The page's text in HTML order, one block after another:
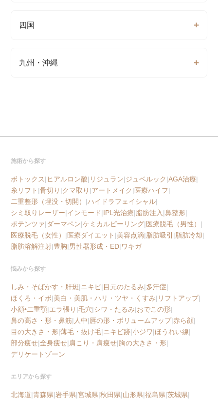
四国
九州・沖縄
施術から探す
ボトックス|ヒアルロン酸| リジュラン|ジュベルック|AGA治療|
糸リフト |骨切り |クマ取り |アートメイク|医療ハイフ|
二重整形（埋没・切開） |ハイドラフェイシャル|
シミ取りレーザー|インモード|IPL光治療|脂肪注入 |鼻整形|
ポテンツァ|ダーマペン|ケミカルピーリング|医療脱毛（男性） |
医療脱毛（女性） |医療ダイエット |美容点滴|脂肪吸引 |脂肪冷却|
脂肪溶解注射|豊胸|男性器形成・ED|ワキガ
悩みから探す
しみ・そばかす・肝斑| ニキビ|目元のたるみ|多汗症|
ほくろ・イボ|美白・美肌・ハリ・ツヤ・くすみ| リフトアップ|
小顔•二重顎|エラ張り |毛穴|シワ・たるみ|おでこの形|
鼻の高さ・形・鼻筋| 人中|唇の形・ボリュームアップ|赤ら顔|
目の大きさ・形|薄毛・抜け毛| ニキビ跡|小ジワ|ほうれい線|
部分痩せ|全身痩せ|肩こり・肩痩せ|胸の大きさ・形|
デリケートゾーン
エリアから探す
北海道|青森県|岩手県|宮城県|秋田県|山形県|福島県|茨城県|